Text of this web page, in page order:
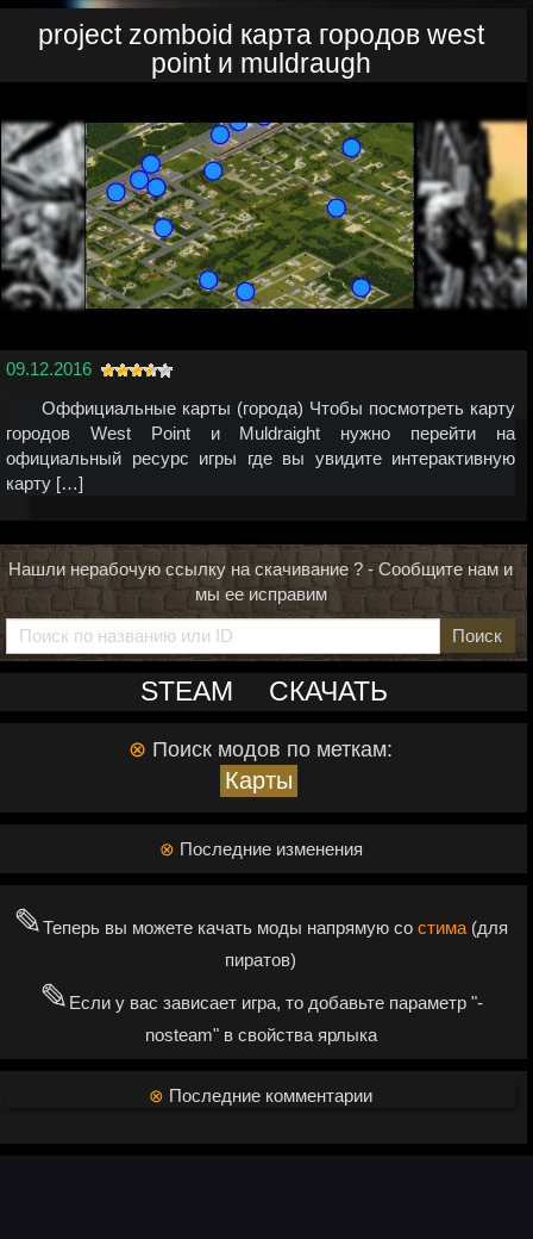
project zomboid карта городов west
point и muldraugh
09.12.2016
Оффициальные карты (города) Чтобы посмотреть карту
городов West Point и Muldraight нужно перейти на
официальный ресурс игры где вы увидите интерактивную
карту […]
Нашли нерабочую ссылку на скачивание ? - Сообщите нам и
мы ее исправим
Поиск
STEAM СКАЧАТЬ
⊗ Поиск модов по меткам:
Карты
⊗ Последние изменения
✎Теперь вы можете качать моды напрямую со стима (для
пиратов)
✎ Если у вас зависает игра, то добавьте параметр "-
nosteam" в свойства ярлыка
⊗ Последние комментарии